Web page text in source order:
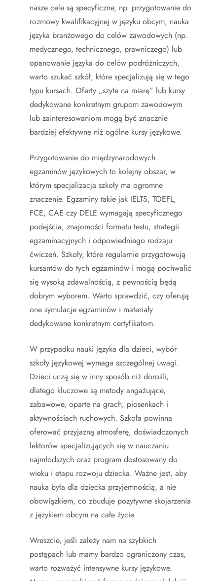
nasze cele są specyficzne, np. przygotowanie do
rozmowy kwalifikacyjnej w języku obcym, nauka
języka branżowego do celów zawodowych (np.
medycznego, technicznego, prawniczego) lub
opanowanie języka do celów podróżniczych,
warto szukać szkół, które specjalizują się w tego
typu kursach. Oferty „szyte na miarę” lub kursy
dedykowane konkretnym grupom zawodowym
lub zainteresowaniom mogą być znacznie
bardziej efektywne niż ogólne kursy językowe.
Przygotowanie do międzynarodowych
egzaminów językowych to kolejny obszar, w
którym specjalizacja szkoły ma ogromne
znaczenie. Egzaminy takie jak IELTS, TOEFL,
FCE, CAE czy DELE wymagają specyficznego
podejścia, znajomości formatu testu, strategii
egzaminacyjnych i odpowiedniego rodzaju
ćwiczeń. Szkoły, które regularnie przygotowują
kursantów do tych egzaminów i mogą pochwalić
się wysoką zdawalnością, z pewnością będą
dobrym wyborem. Warto sprawdzić, czy oferują
one symulacje egzaminów i materiały
dedykowane konkretnym certyfikatom.
W przypadku nauki języka dla dzieci, wybór
szkoły językowej wymaga szczególnej uwagi.
Dzieci uczą się w inny sposób niż dorośli,
dlatego kluczowe są metody angażujące,
zabawowe, oparte na grach, piosenkach i
aktywnościach ruchowych. Szkoła powinna
oferować przyjazną atmosferę, doświadczonych
lektorów specjalizujących się w nauczaniu
najmłodszych oraz program dostosowany do
wieku i etapu rozwoju dziecka. Ważne jest, aby
nauka była dla dziecka przyjemnością, a nie
obowiązkiem, co zbuduje pozytywne skojarzenia
z językiem obcym na całe życie.
Wreszcie, jeśli zależy nam na szybkich
postępach lub mamy bardzo ograniczony czas,
warto rozważyć intensywne kursy językowe.